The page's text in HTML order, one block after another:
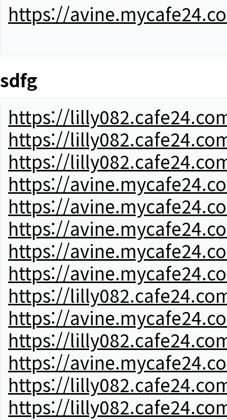
https://
sdfg
https://
https://
https://
https://
https://
https://
https://
https://
https://
https://
https://
https://
https://
https://